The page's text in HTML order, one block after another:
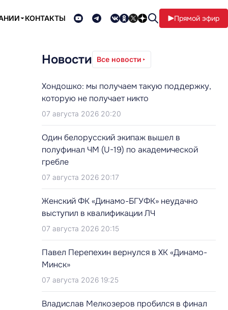
КОНТАКТЫ Прямой эфир
Новости Все новости
Хондошко: мы получаем такую поддержку,
которую не получает никто
07 августа 2026 20:20
Один белорусский экипаж вышел в
полуфинал ЧМ (U-19) по академической
гребле
07 августа 2026 20:17
Женский ФК «Динамо-БГУФК» неудачно
выступил в квалификации ЛЧ
07 августа 2026 20:15
Павел Перепехин вернулся в ХК «Динамо-
Минск»
07 августа 2026 19:25
Владислав Мелкозеров пробился в финал